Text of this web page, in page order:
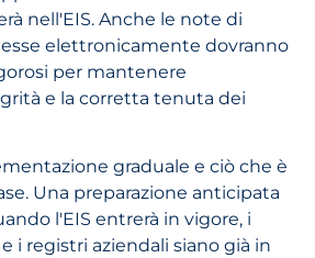
nell'EIS. Anche le note di
elettronicamente dovranno
per mantenere
e la corretta tenuta dei
graduale e ciò che è
Una preparazione anticipata
l'EIS entrerà in vigore, i
i registri aziendali siano già in